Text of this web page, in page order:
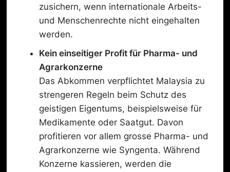
zusichern, wenn internationale Arbeits-
und Menschenrechte nicht eingehalten
werden.
Kein einseitiger Profit für Pharma- und
Agrarkonzerne
Das Abkommen verpflichtet Malaysia zu
strengeren Regeln beim Schutz des
geistigen Eigentums, beispielsweise für
Medikamente oder Saatgut. Davon
profitieren vor allem grosse Pharma- und
Agrarkonzerne wie Syngenta. Während
Konzerne kassieren, werden die